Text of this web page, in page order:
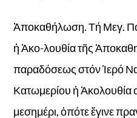
Ἀποκαθήλωση. Τή Μεγ.
ἡ Ἀκο-λουθία τῆς
παραδόσεως στόν Ἱερό
Κατωμερίου ἡ Ἀκολουθία
μεσημέρι, ὁπότε ἔγινε